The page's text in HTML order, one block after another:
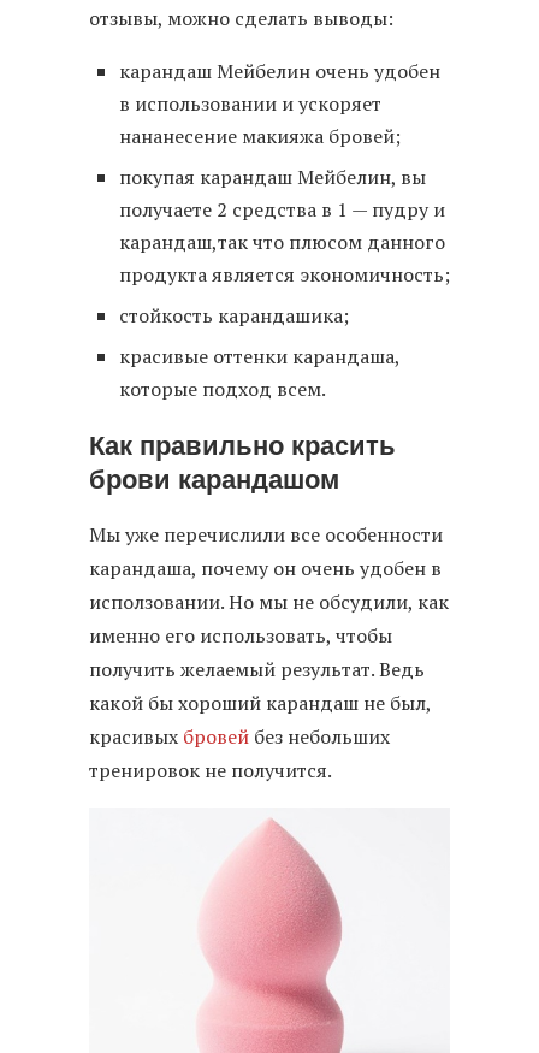
отзывы, можно сделать выводы:
карандаш Мейбелин очень удобен
в использовании и ускоряет
нананесение макияжа бровей;
покупая карандаш Мейбелин, вы
получаете 2 средства в 1 — пудру и
карандаш,так что плюсом данного
продукта является экономичность;
стойкость карандашика;
красивые оттенки карандаша,
которые подход всем.
Как правильно красить
брови карандашом
Мы уже перечислили все особенности
карандаша, почему он очень удобен в
исползовании. Но мы не обсудили, как
именно его использовать, чтобы
получить желаемый результат. Ведь
какой бы хороший карандаш не был,
красивых бровей без небольших
тренировок не получится.